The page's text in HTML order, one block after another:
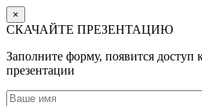
×
СКАЧАЙТЕ ПРЕЗЕНТАЦИЮ
Заполните форму, появится
презентации